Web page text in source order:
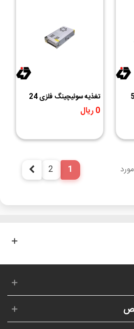
ماژول تغذیه سوئیچینگ 5
تغذیه سوئیچینگ فلزی 24
دار0 ریال
1
2 بعدی